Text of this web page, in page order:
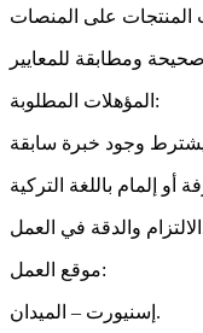
المؤهلات المطلوبة:
موقع العمل:
إسنيورت – الميدان.